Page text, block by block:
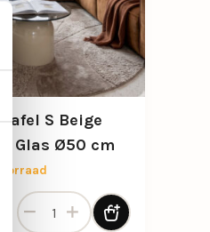
Ø80 cm aantal
S Beige
Glas Ø50 cm
Irona Salontafel S Beige met